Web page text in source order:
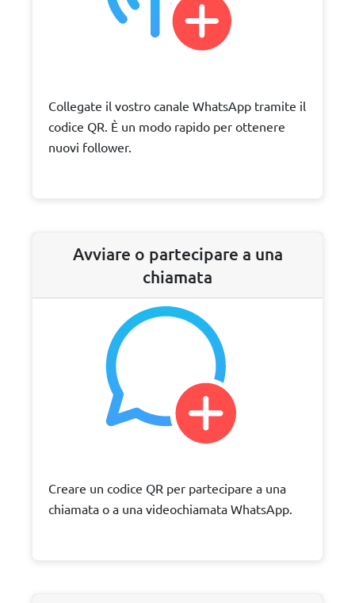
Collegate il vostro canale WhatsApp tramite il
codice QR. È un modo rapido per ottenere
nuovi follower.
Avviare o partecipare a una
chiamata
Creare un codice QR per partecipare a una
chiamata o a una videochiamata WhatsApp.